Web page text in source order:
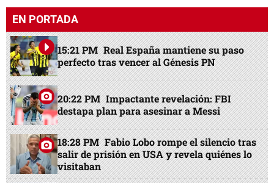
EN PORTADA
15:21 PM Real España mantiene su paso
perfecto tras vencer al Génesis PN
20:22 PM Impactante revelación: FBI
destapa plan para asesinar a Messi
18:28 PM Fabio Lobo rompe el silencio tras
salir de prisión en USA y revela quiénes lo
visitaban